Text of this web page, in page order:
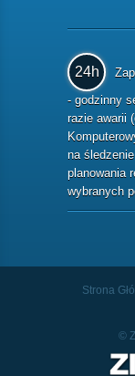
24h
- godzinny
razie awarii
na
planowania
wybranych
Strona
©